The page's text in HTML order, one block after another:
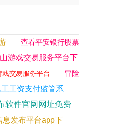
查看平安银行股票
游戏交易服务平台下
交易服务平台
冒险
工资支付监管系
软件官网网址免费
息发布平台app下